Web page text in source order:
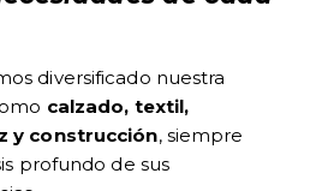
diversificado nuestra
calzado, textil,
y construcción, siempre
profundo de sus